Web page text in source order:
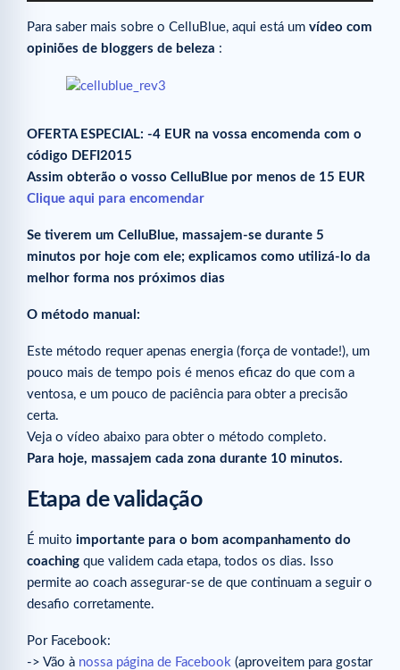
Para saber mais sobre o CelluBlue, aqui está um vídeo com
opiniões de bloggers de beleza :
OFERTA ESPECIAL: -4 EUR na vossa encomenda com o
código DEFI2015
Assim obterão o vosso CelluBlue por menos de 15 EUR
Clique aqui para encomendar
Se tiverem um CelluBlue, massajem-se durante 5
minutos por hoje com ele; explicamos como utilizá-lo da
melhor forma nos próximos dias
O método manual:
Este método requer apenas energia (força de vontade!), um
pouco mais de tempo pois é menos eficaz do que com a
ventosa, e um pouco de paciência para obter a precisão
certa.
Veja o vídeo abaixo para obter o método completo.
Para hoje, massajem cada zona durante 10 minutos.
Etapa de validação
É muito importante para o bom acompanhamento do
coaching que validem cada etapa, todos os dias. Isso
permite ao coach assegurar-se de que continuam a seguir o
desafio corretamente.
Por Facebook:
-> Vão à nossa página de Facebook (aproveitem para gostar